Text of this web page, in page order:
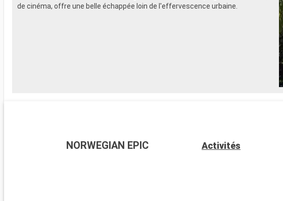
de cinéma, offre une belle échappée loin de l'effervescence urbaine.
NORWEGIAN EPIC Activités